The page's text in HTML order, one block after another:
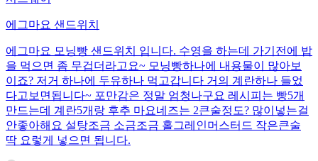
에그마요 샌드위치
에그마요 모닝빵 샌드위치 입니다. 수영을 하는데 가기전에 밥
을 먹으면 좀 무겁더라고요~ 모닝빵하나에 내용물이 많아보
이죠? 저거 하나에 두유하나 먹고갑니다 거의 계란하나 들었
다고보면됩니다~ 포만감은 정말 엄청나구요 레시피는 빵5개
만드는데 계란5개랑 후추 마요네즈는 2큰술정도? 많이넣는걸
안좋아해요 설탕조금 소금조금 홀그레인머스터드 작은큰술
딱 요렇게 넣으면 됩니다.